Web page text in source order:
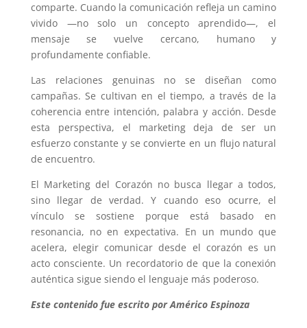
comparte. Cuando la comunicación refleja un camino
vivido —no solo un concepto aprendido—, el
mensaje se vuelve cercano, humano y
profundamente confiable.
Las relaciones genuinas no se diseñan como
campañas. Se cultivan en el tiempo, a través de la
coherencia entre intención, palabra y acción. Desde
esta perspectiva, el marketing deja de ser un
esfuerzo constante y se convierte en un flujo natural
de encuentro.
El Marketing del Corazón no busca llegar a todos,
sino llegar de verdad. Y cuando eso ocurre, el
vínculo se sostiene porque está basado en
resonancia, no en expectativa. En un mundo que
acelera, elegir comunicar desde el corazón es un
acto consciente. Un recordatorio de que la conexión
auténtica sigue siendo el lenguaje más poderoso.
Este contenido fue escrito por Américo Espinoza